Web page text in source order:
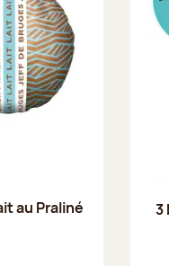
au Praliné
3